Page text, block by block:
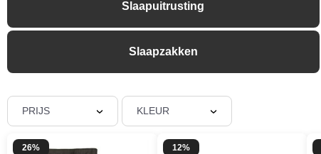
Slaapuitrusting
Slaapzakken
PRIJS KLEUR
26%
12%